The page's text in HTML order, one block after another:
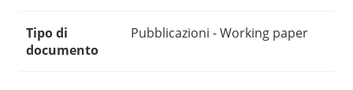
Tipo di
documento
Pubblicazioni - Working paper